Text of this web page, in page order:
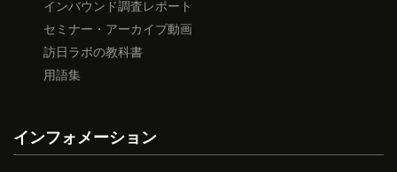
インバウンド調査レポート
セミナー・アーカイブ動画
訪日ラボの教科書
用語集
インフォメーション